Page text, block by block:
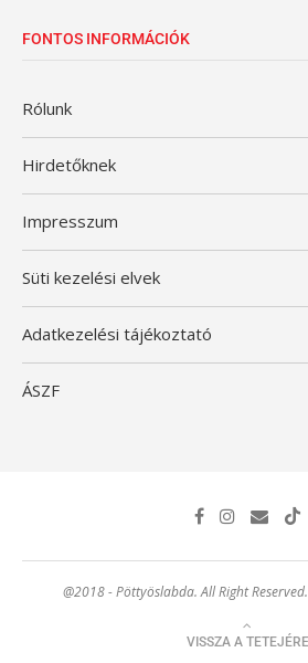
FONTOS INFORMÁCIÓK
Rólunk
Hirdetőknek
Impresszum
Süti kezelési elvek
Adatkezelési tájékoztató
ÁSZF
@2018 - Pöttyöslabda. All Right
VISSZA A TETEJÉRE